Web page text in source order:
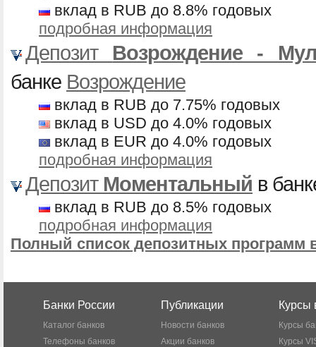
вклад в RUB до 8.8% годовых
подробная информация
Депозит Возрождение -
банке Возрождение
вклад в RUB до 7.75% годовых
вклад в USD до 4.0% годовых
вклад в EUR до 4.0% годовых
подробная информация
Депозит Моментальный в
вклад в RUB до 8.5% годовых
подробная информация
Полный список депозитных программ
Банки России
Каталог банков
Телефоны банков
Публикации
Новости банков
Акции банков
Курсы
Курсы
Курсы